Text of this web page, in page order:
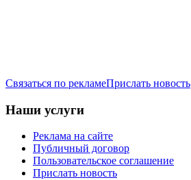
Связаться по рекламеПрислать новость
Наши услуги
Реклама на сайте
Публичный договор
Пользовательское соглашение
Прислать новость